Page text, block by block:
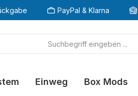
PayPal & Klarna
Einweg Box Mods